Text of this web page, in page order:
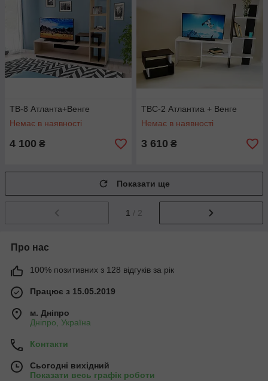
ТВ-8 Атланта+Венге
Немає в наявності
4 100 ₴
ТВС-2 Атлантиа + Венге
Немає в наявності
3 610 ₴
Показати ще
1 / 2
Про нас
100% позитивних з 128 відгуків за рік
Працює з 15.05.2019
м. Дніпро
Дніпро, Україна
Контакти
Сьогодні вихідний
Показати весь графік роботи